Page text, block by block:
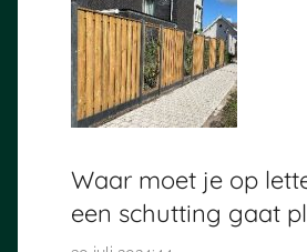
Waar moet je op
een schutting gaat